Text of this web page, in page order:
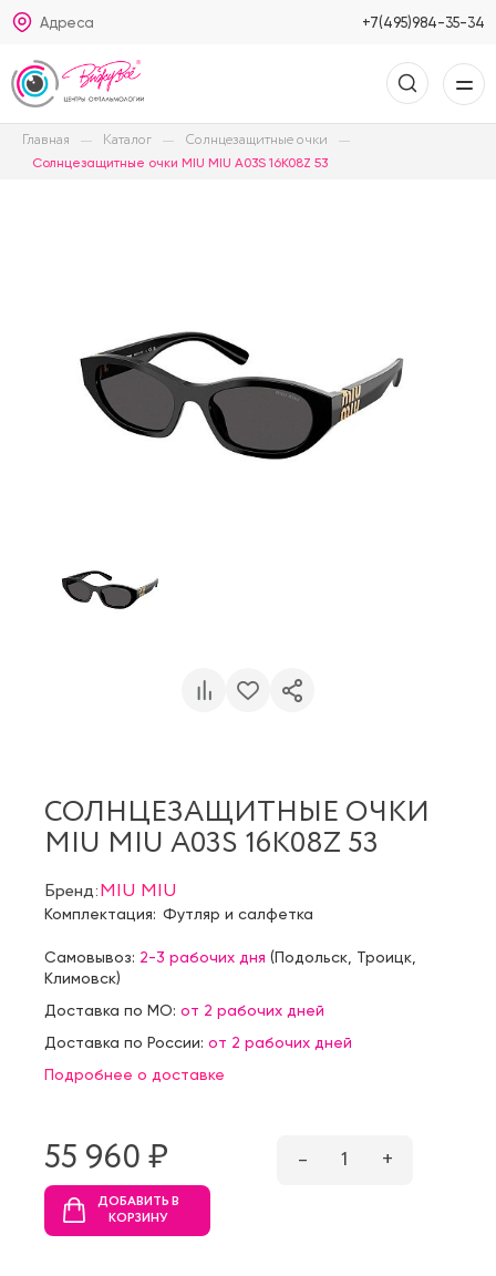
Адреса +7(495)984-35-34
Главная Каталог Солнцезащитные очки
Солнцезащитные очки MIU MIU A03S 16K08Z 53
СОЛНЦЕЗАЩИТНЫЕ ОЧКИ
MIU MIU A03S 16K08Z 53
Бренд:MIU MIU
Комплектация: Футляр и салфетка
Самовывоз: 2-3 рабочих дня (Подольск Троицк
Климовск)
Доставка по МО: от 2 рабочих дней
Доставка по России: от 2 рабочих дней
Подробнее о доставке
55 960 ₷ – 1 +
ДОБАВИТЬ В
КОРЗИНУ